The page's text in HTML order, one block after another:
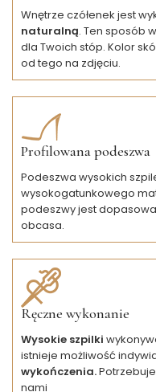
Wnętrze czółenek jest
naturalną. Ten sposób
dla Twoich stóp. Kolor
od tego na zdjęciu.
Profilowana podeszwa
Podeszwa wysokich
wysokogatunkowego
podeszwy jest
obcasa.
Ręczne wykonanie
Wysokie szpilki
istnieje możliwość
wykończenia.
nami